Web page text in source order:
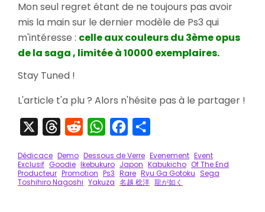
Mon seul regret étant de ne toujours pas avoir
mis la main sur le dernier modèle de Ps3 qui
m'intéresse : celle aux couleurs du 3ème opus
de la saga , limitée à 10000 exemplaires.
Stay Tuned !
L'article t'a plu ? Alors n'hésite pas à le partager !
ThreadsRedditWhatsAppFacebook
Dédicace Demo Dessous de Verre Evenement Event
Exclusif Goodie Ikebukuro Japon Kabukicho Of The End
Producteur Promotion Ps3 Rare Ryu Ga Gotoku Sega
Toshihiro Nagoshi Yakuza 名越 稔洋 龍が如く